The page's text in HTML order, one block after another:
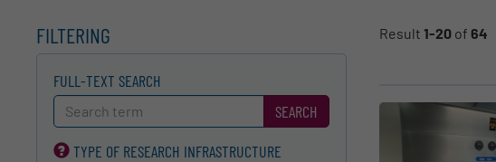
FILTERING
FULL-TEXT SEARCH
SEARCH
TYPE OF RESEARCH INFRA­STRUCTURE
Result1-20 of64